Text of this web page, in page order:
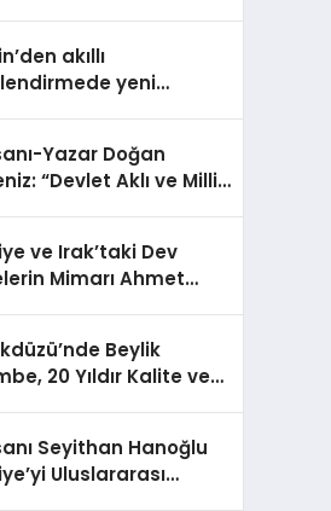
akıllı
yeni
Yazar Doğan
“Devlet Aklı ve Milli
ve Irak’taki Dev
Mimarı Ahmet
Industrial City”
Hayata Geçirecek
Beylik
20 Yıldır Kalite ve
Seyithan Hanoğlu
Uluslararası